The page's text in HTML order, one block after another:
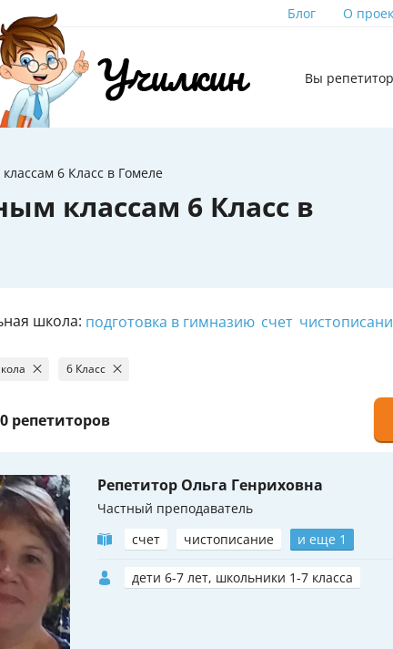
Блог О
Вы
6 Класс в Гомеле
классам 6 Класс в
школа: подготовка в гимназию счет
6 Класс
репетиторов
Репетитор Ольга Генриховна
Частный преподаватель
счет
чистописание и еще 1
дети 6-7 лет, школьники 1-7 класса